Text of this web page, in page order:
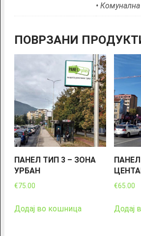
• Комунална
ПОВРЗАНИ
ПАНЕЛ ТИП 3 – ЗОНА
УРБАН
€75.00
Додај во кошница
€65.00
Додај